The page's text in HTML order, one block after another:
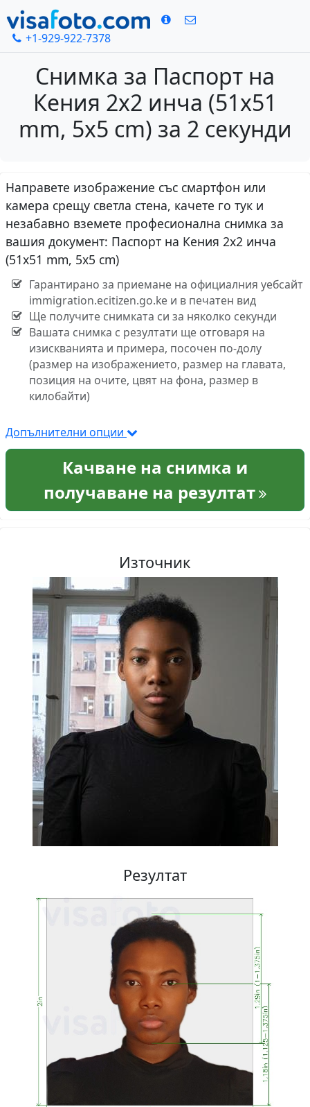
+1-929-922-7378
Снимка за Паспорт на
Кения 2х2 инча (51x51
mm, 5x5 cm) за 2 секунди
Направете изображение със смартфон или
камера срещу светла стена, качете го тук и
незабавно вземете професионална снимка за
вашия документ: Паспорт на Кения 2х2 инча
(51x51 mm, 5x5 cm)
Гарантирано за приемане на официалния уебсайт
immigration.ecitizen.go.ke и в печатен вид
Ще получите снимката си за няколко секунди
Вашата снимка с резултати ще отговаря на
изискванията и примера, посочен по-долу
(размер на изображението, размер на главата,
позиция на очите, цвят на фона, размер в
килобайти)
Допълнителни опции
Качване на снимка и
получаване на резултат
Източник
Резултат